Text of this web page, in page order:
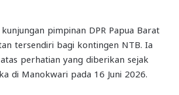
pimpinan DPR Papua Barat
tersendiri bagi kontingen NTB. Ia
perhatian yang diberikan sejak
di Manokwari pada 16 Juni 2026.